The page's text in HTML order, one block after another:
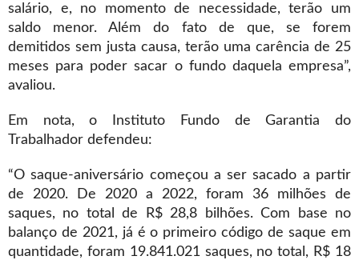
salário, e, no momento de necessidade, terão um
saldo menor. Além do fato de que, se forem
demitidos sem justa causa, terão uma carência de 25
meses para poder sacar o fundo daquela empresa”,
avaliou.
Em nota, o Instituto Fundo de Garantia do
Trabalhador defendeu:
“O saque-aniversário começou a ser sacado a partir
de 2020. De 2020 a 2022, foram 36 milhões de
saques, no total de R$ 28,8 bilhões. Com base no
balanço de 2021, já é o primeiro código de saque em
quantidade, foram 19.841.021 saques, no total, R$ 18